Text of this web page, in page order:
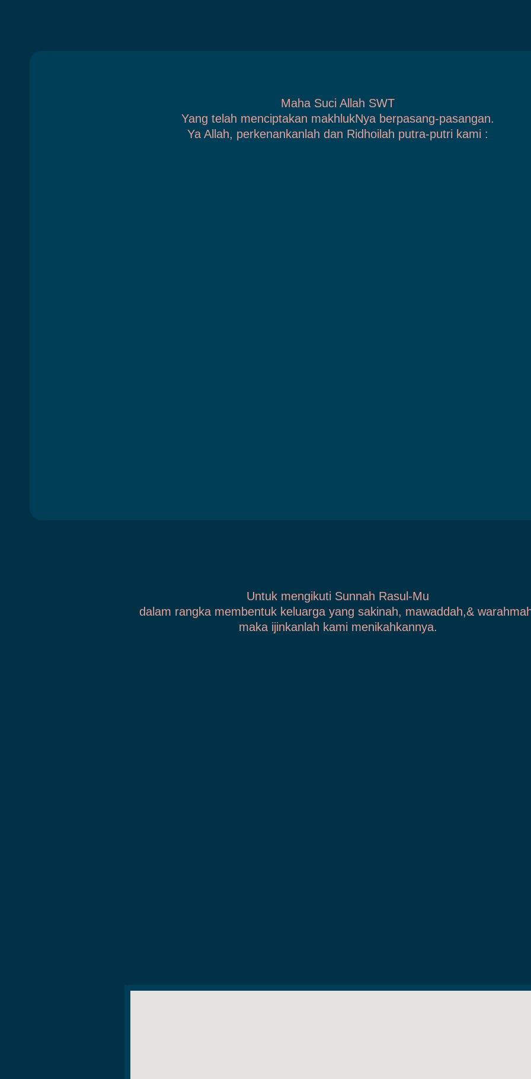
Maha Suci Allah SWT
Yang telah menciptakan makhlukNya berpasang-pasangan.
Ya Allah, perkenankanlah dan Ridhoilah putra-putri kami :
Untuk mengikuti Sunnah Rasul-Mu
dalam rangka membentuk keluarga yang sakinah, mawaddah,&
maka ijinkanlah kami menikahkannya.